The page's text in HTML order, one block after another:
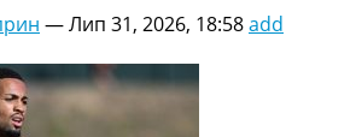
—Лип 31, 2026, 18:58add